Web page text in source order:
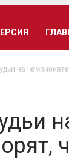
на чемпионате